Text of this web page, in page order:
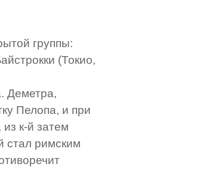
группы:
(Токио,
Деметра,
Пелопа, и при
к-й затем
стал римским